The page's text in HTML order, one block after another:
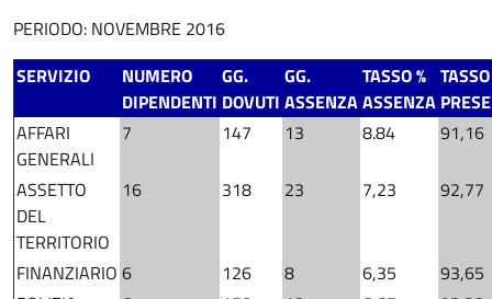
PERIODO: NOVEMBRE 2016
SERVIZIO
NUMERO
DIPENDENTI
GG.
DOVUTI
GG.
ASSENZA
TASSO %
ASSENZA
AFFARI
GENERALI
7 147 13 8.84 91,16
ASSETTO
DEL
TERRITORIO
16 318 23 7,23 92,77
FINANZIARIO 6 126 8 6,35
93,65